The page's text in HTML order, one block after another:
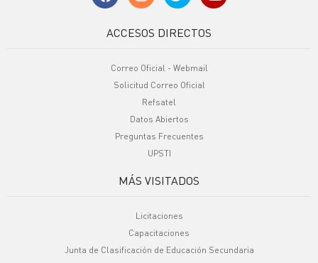
ACCESOS DIRECTOS
Correo Oficial - Webmail
Solicitud Correo Oficial
Refsatel
Datos Abiertos
Preguntas Frecuentes
UPSTI
MÁS VISITADOS
Licitaciones
Capacitaciones
Junta de Clasificación de Educación Secundaria